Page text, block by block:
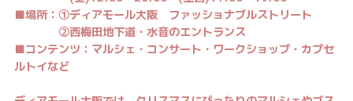
■場所：①ディアモール大阪 ファッショナブルストリート
②西梅田地下道・水音のエントランス
■コンテンツ：マルシェ・コンサート・ワークショップ・カプセ
ルトイなど